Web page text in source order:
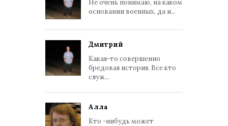
Не очень понимаю, на каком
основании военных, да и...
Дмитрий
Какая-то совершенно
бредовая история. Все кто
служ...
Алла
Кто -нибудь может